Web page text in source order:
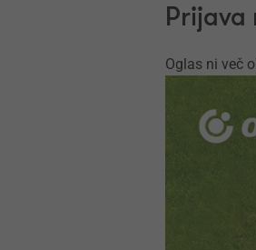
Prijava
Oglas ni več